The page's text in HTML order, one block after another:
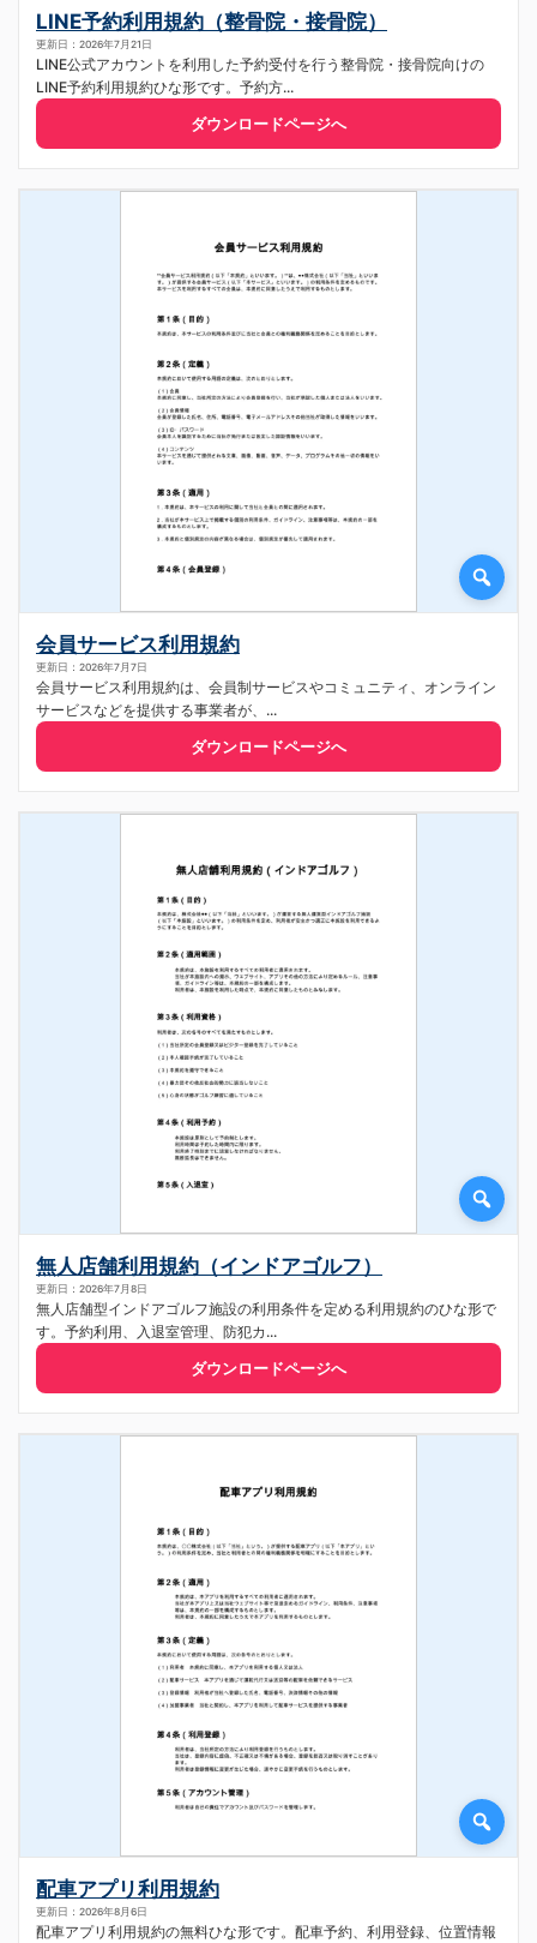
LINE予約利用規約（整骨院・接骨院）
更新日：2026年7月21日
LINE公式アカウントを利用した予約受付を行う整骨院・接骨院向けの
LINE予約利用規約ひな形です。予約方...
ダウンロードページへ
会員サービス利用規約
更新日：2026年7月7日
会員サービス利用規約は、会員制サービスやコミュニティ、オンライン
サービスなどを提供する事業者が、...
ダウンロードページへ
無人店舗利用規約（インドアゴルフ）
更新日：2026年7月8日
無人店舗型インドアゴルフ施設の利用条件を定める利用規約のひな形で
す。予約利用、入退室管理、防犯カ...
ダウンロードページへ
配車アプリ利用規約
更新日：2026年8月6日
配車アプリ利用規約の無料ひな形です。配車予約、利用登録、位置情報